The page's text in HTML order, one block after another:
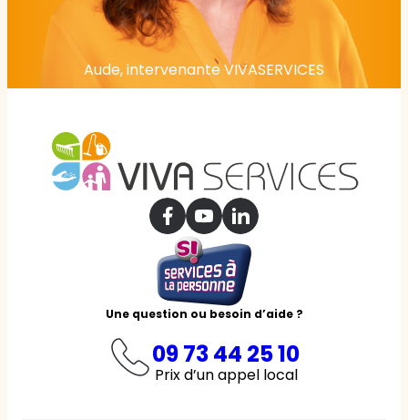
Aude, intervenante VIVASERVICES
Une question ou besoin d’aide ?
09 73 44 25 10
Prix d’un appel local